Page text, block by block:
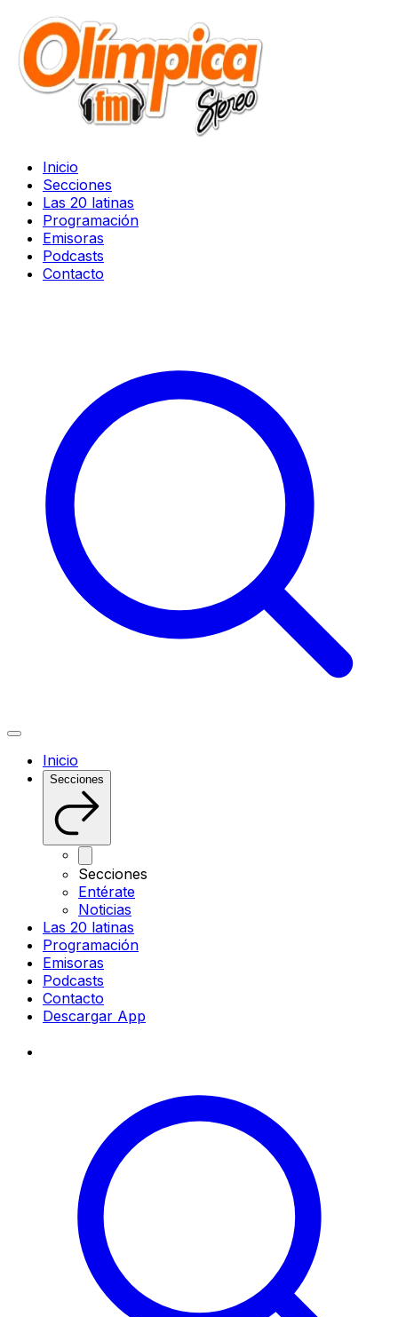
Inicio
Secciones
Las 20 latinas
Programación
Emisoras
Podcasts
Contacto
Inicio
Secciones
Secciones
Entérate
Noticias
Las 20 latinas
Programación
Emisoras
Podcasts
Contacto
Descargar App